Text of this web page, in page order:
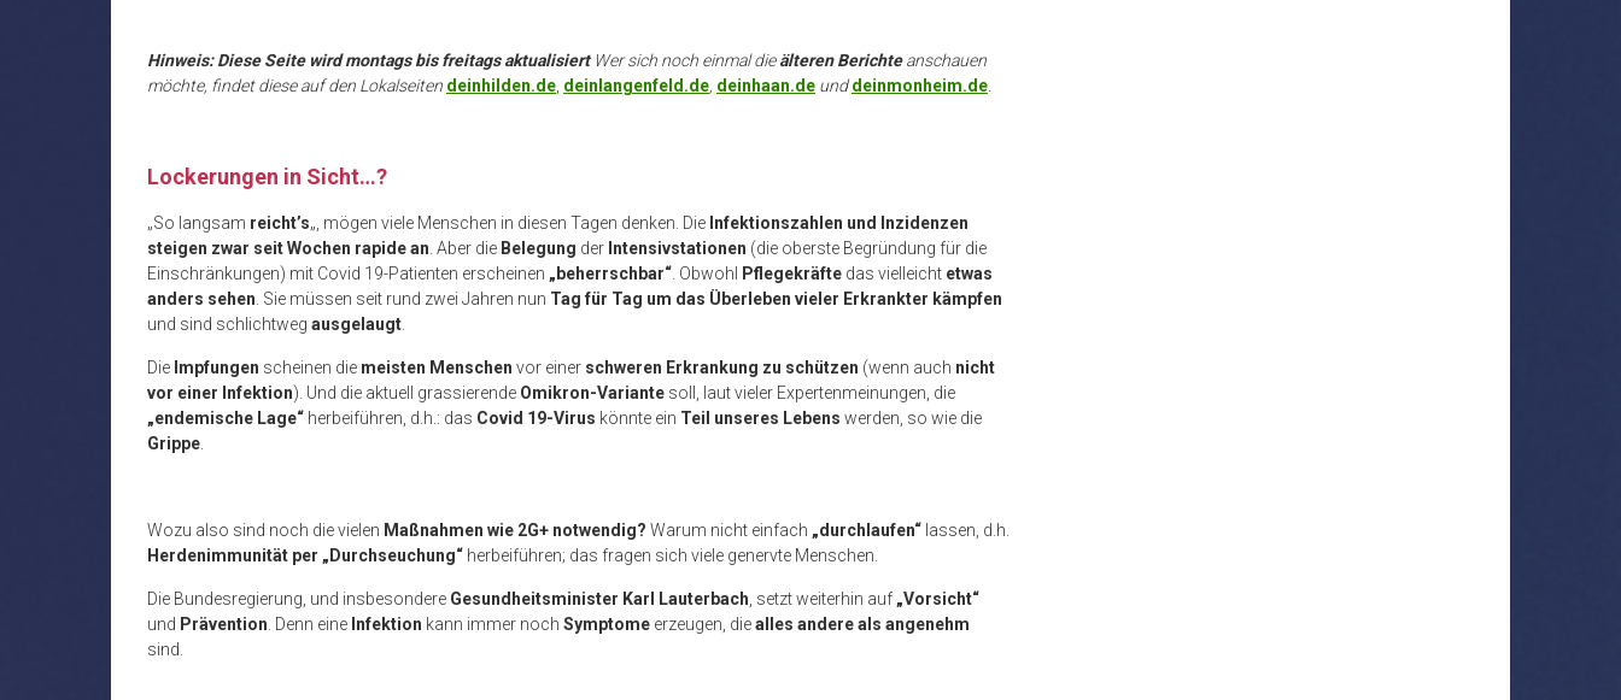
Hinweis: Diese Seite wird montags bis freitags aktualisiert Wer sich noch einmal dieälteren Berichteanschauen
möchte, findet diese auf den Lokalseiten deinhilden.de deinlangenfeld.de, deinhaan.de unddeinmonheim.de
Lockerungen in Sicht…?
„So langsam reicht’s„, mögen viele Menschen in diesen Tagen denken. Die Infektionszahlen und Inzidenzen
steigen zwar seit Wochen rapide an . Aber die Belegung der Intensivstationen (die oberste Begründung für die
Einschränkungen) mit Covid 19-Patienten erscheinen „beherrschbar“ . Obwohl Pflegekräfte das vielleicht etwas
anders sehen . Sie müssen seit rund zwei Jahren nun Tag für Tag um das Überleben vieler Erkrankter kämpfen
und sind schlichtweg ausgelaugt
Die Impfungen scheinen die meisten Menschen vor einer schweren Erkrankung zu schützen (wenn auch nicht
vor einer Infektion). Und die aktuell grassierende Omikron-Variante soll, laut vieler Expertenmeinungen, die
„endemische Lage“ herbeiführen, d.h.: das Covid 19-Virus könnte ein Teil unseres Lebens werden, so wie die
Grippe
Wozu also sind noch die vielen Maßnahmen wie 2G+ notwendig? Warum nicht einfach „durchlaufen“ lassen, d.h.
Herdenimmunität per „Durchseuchung“ herbeiführen; das fragen sich viele genervte Menschen.
Die Bundesregierung, und insbesondere Gesundheitsminister Karl Lauterbach , setzt weiterhin auf „Vorsicht“
und Prävention . Denn eine Infektion kann immer noch Symptome erzeugen, diealles andere als angenehm
sind.